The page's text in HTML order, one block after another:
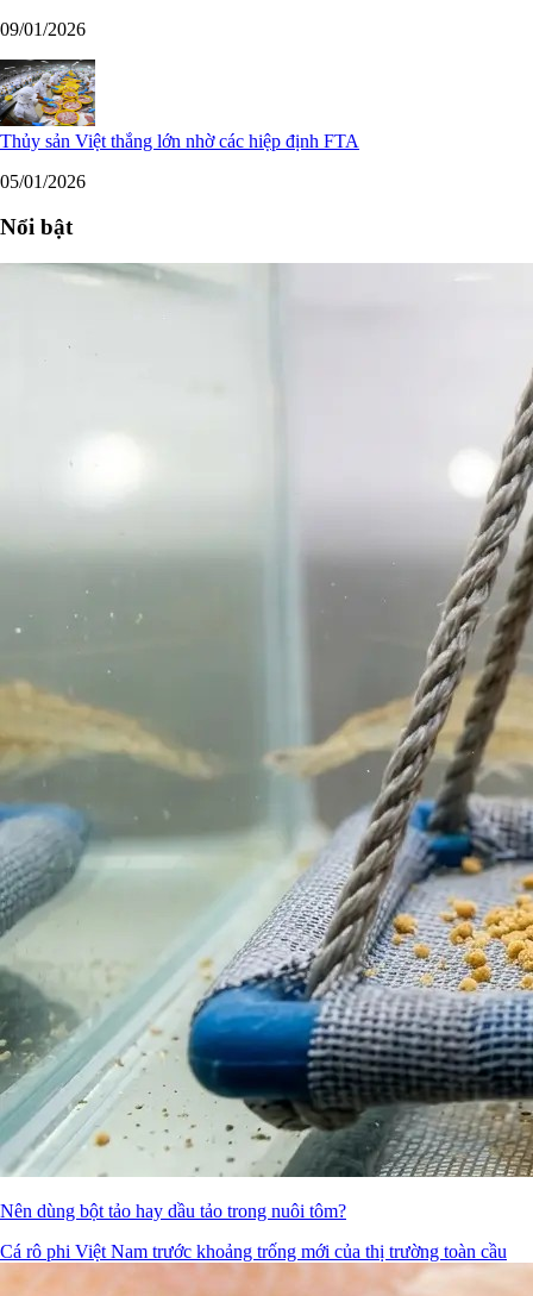
09/01/2026
Thủy sản Việt thắng lớn nhờ các hiệp định FTA
05/01/2026
Nổi bật
Nên dùng bột tảo hay dầu tảo trong nuôi tôm?
Cá rô phi Việt Nam trước khoảng trống mới của thị trường toàn cầu